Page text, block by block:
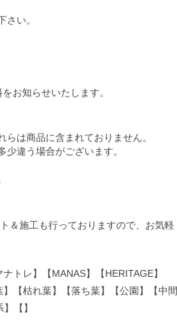
い。
お知らせいたします。
は商品に含まれておりません。
違う場合がございます。
＆施工も行っておりますので、お気軽
トレ】【MANAS】【HERITAGE】
【枯れ葉】【落ち葉】【公園】【中間
【】